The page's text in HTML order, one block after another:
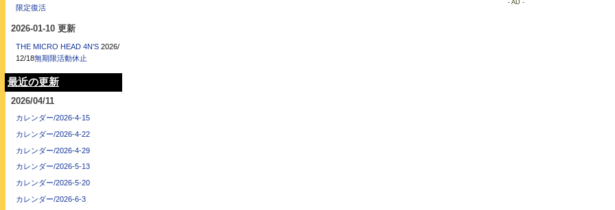
- AD -
限定復活
2026-01-10 更新
THE MICRO HEAD 4N'S 2026/
12/18無期限活動休止
最近の更新
2026/04/11
カレンダー/2026-4-15
カレンダー/2026-4-22
カレンダー/2026-4-29
カレンダー/2026-5-13
カレンダー/2026-5-20
カレンダー/2026-6-3